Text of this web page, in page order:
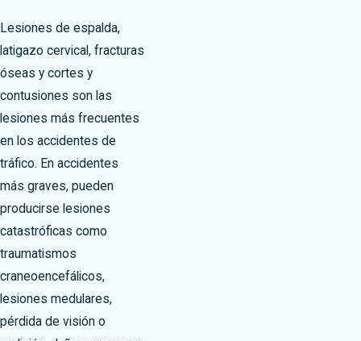
Lesiones de espalda,
latigazo cervical, fracturas
óseas y cortes y
contusiones son las
lesiones más frecuentes
en los accidentes de
tráfico. En accidentes
más graves, pueden
producirse lesiones
catastróficas como
traumatismos
craneoencefálicos,
lesiones medulares,
pérdida de visión o